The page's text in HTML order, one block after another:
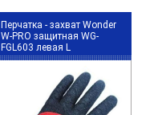
Перчатка - захват Wonder
W-PRO защитная WG-
FGL603 левая L